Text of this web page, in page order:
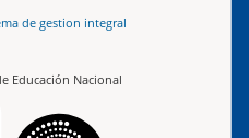
Educación Nacional